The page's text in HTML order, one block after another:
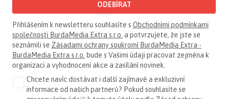
ODEBÍRAT
Přihlášením k newsletteru souhlasíte s Obchodními podmínkami
společnosti BurdaMedia Extra s.r.o. a potvrzujete, že jste se
seznámili se Zásadami ochrany soukromí BurdaMedia Extra -
BurdaMedia Extra s.r.o. bude s Vašimi údaji pracovat zejména k
organizaci a vyhodnocení akce a zasílání novinek.
Chcete navíc dostávat i další zajímavé a exkluzivní
informace od našich partnerů? Pokud souhlasíte se